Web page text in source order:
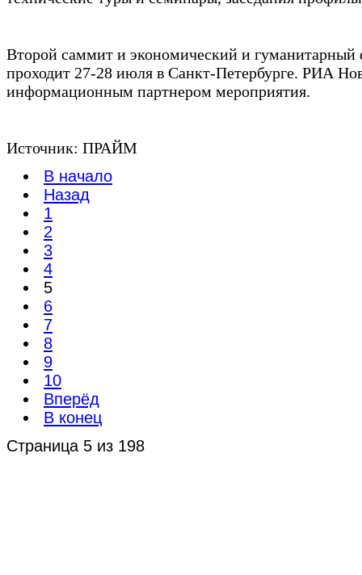
Второй саммит и экономический и
проходит 27-28 июля в Санкт-Петербурге. РИА
информационным партнером мероприятия.
Источник: ПРАЙМ
В начало
Назад
1
2
3
4
5
6
7
8
9
10
Вперёд
В конец
Страница 5 из 198